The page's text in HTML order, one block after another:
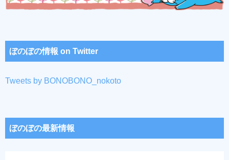
ぼのぼの情報 on Twitter
Tweets by BONOBONO_nokoto
ぼのぼの最新情報